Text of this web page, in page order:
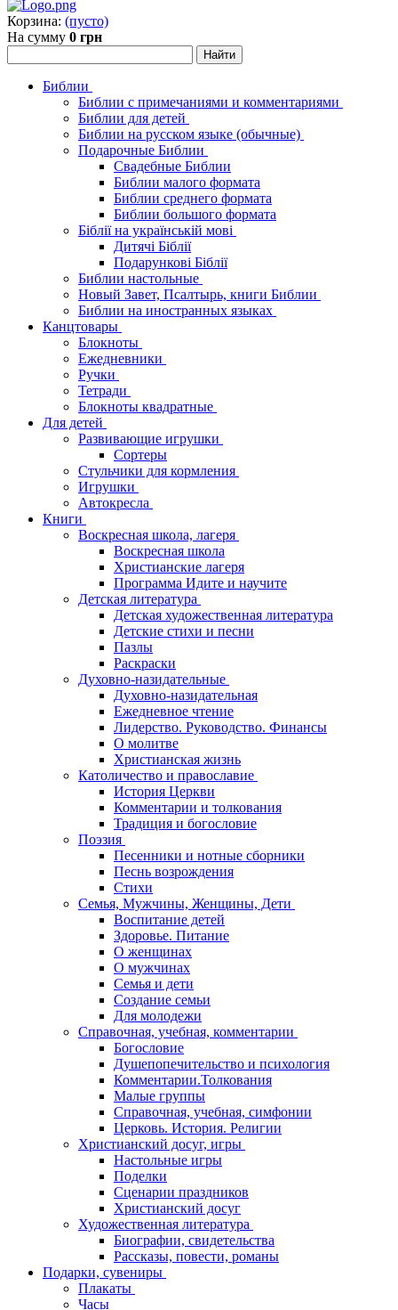
Корзина: (пусто)
На сумму 0 грн
Библии
Библии с примечаниями и комментариями
Библии для детей
Библии на русском языке (обычные)
Подарочные Библии
Свадебные Библии
Библии малого формата
Библии среднего формата
Библии большого формата
Біблії на українській мові
Дитячі Біблії
Подарункові Біблії
Библии настольные
Новый Завет, Псалтырь, книги Библии
Библии на иностранных языках
Канцтовары
Блокноты
Ежедневники
Ручки
Тетради
Блокноты квадратные
Для детей
Развивающие игрушки
Сортеры
Стульчики для кормления
Игрушки
Автокресла
Книги
Воскресная школа, лагеря
Воскресная школа
Христианские лагеря
Программа Идите и научите
Детская литература
Детская художественная литература
Детские стихи и песни
Пазлы
Раскраски
Духовно-назидательные
Духовно-назидательная
Ежедневное чтение
Лидерство. Руководство. Финансы
О молитве
Христианская жизнь
Католичество и православие
История Церкви
Комментарии и толкования
Традиция и богословие
Поэзия
Песенники и нотные сборники
Песнь возрождения
Стихи
Семья, Мужчины, Женщины, Дети
Воспитание детей
Здоровье. Питание
О женщинах
О мужчинах
Семья и дети
Создание семьи
Для молодежи
Справочная, учебная, комментарии
Богословие
Душепопечительство и психология
Комментарии.Толкования
Малые группы
Справочная, учебная, симфонии
Церковь. История. Религии
Христианский досуг, игры
Настольные игры
Поделки
Сценарии праздников
Христианский досуг
Художественная литература
Биографии, свидетельства
Рассказы, повести, романы
Подарки, сувениры
Плакаты
Часы